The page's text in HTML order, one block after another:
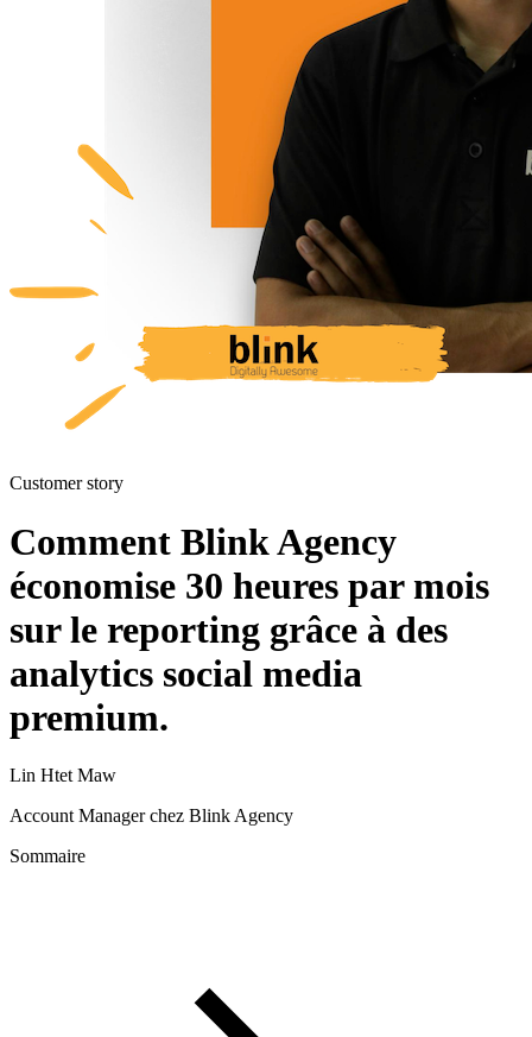
Customer story
Comment Blink Agency
économise 30 heures par mois
sur le reporting grâce à des
analytics social media
premium.
Lin Htet Maw
Account Manager chez Blink Agency
Sommaire